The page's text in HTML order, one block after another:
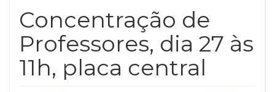
Concentração de
Professores, dia 27 às
11h, placa central